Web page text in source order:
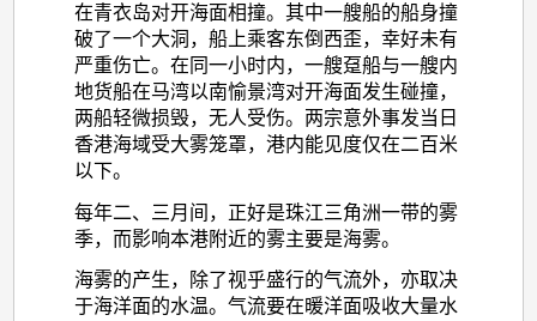
在青衣岛对开海面相撞。其中一艘船的船身撞
破了一个大洞，船上乘客东倒西歪，幸好未有
严重伤亡。在同一小时内，一艘趸船与一艘内
地货船在马湾以南愉景湾对开海面发生碰撞，
两船轻微损毁，无人受伤。两宗意外事发当日
香港海域受大雾笼罩，港内能见度仅在二百米
以下。
每年二、三月间，正好是珠江三角洲一带的雾
季，而影响本港附近的雾主要是海雾。
海雾的产生，除了视乎盛行的气流外，亦取决
于海洋面的水温。气流要在暖洋面吸收大量水